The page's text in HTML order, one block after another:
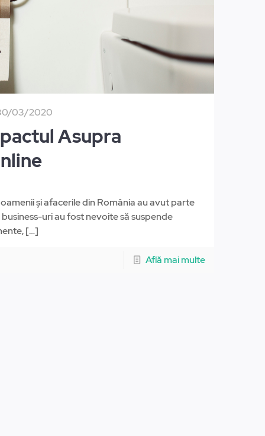
03/2020
Asupra
și afacerile din România au avut parte
uri au fost nevoite să suspende
[…]
Află mai multe